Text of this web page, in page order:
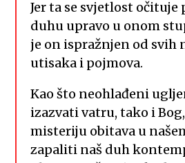
Jer ta se svjetlost očituje
duhu upravo u onom
je on ispražnjen od svih
utisaka i pojmova.
Kao što neohlađeni
izazvati vatru, tako i
misteriju obitava u
zapaliti naš duh